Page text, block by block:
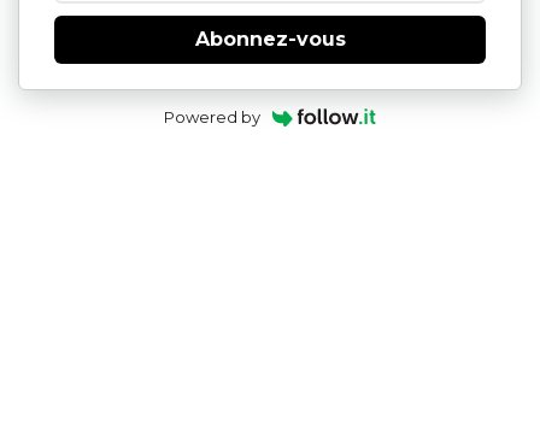
Abonnez-vous
Powered by